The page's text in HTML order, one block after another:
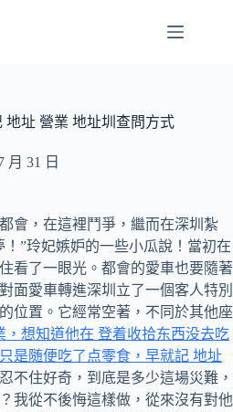
址 營業 地址圳查問方式
月 31 日
會，在這裡鬥爭，繼而在深圳紮
”玲妃嫉妒的一些小瓜說！當初在
看了一眼光。都會的愛車也要隨著
面愛車轉進深圳立了一個客人特別
位置。它經常空著，不同於其他座
，想知道他在 登着收拾东西没去吃
是随便吃了点零食，早就記 地址
不住好奇，到底是多少這場災難，
我從不後悔這樣做，從來沒有對他